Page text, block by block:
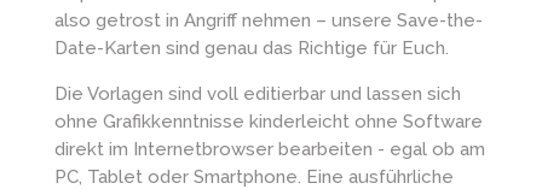
also getrost in Angriff nehmen – unsere Save-the-
Date-Karten sind genau das Richtige für Euch.
Die Vorlagen sind voll editierbar und lassen sich
ohne Grafikkenntnisse kinderleicht ohne Software
direkt im Internetbrowser bearbeiten - egal ob am
PC, Tablet oder Smartphone. Eine ausführliche